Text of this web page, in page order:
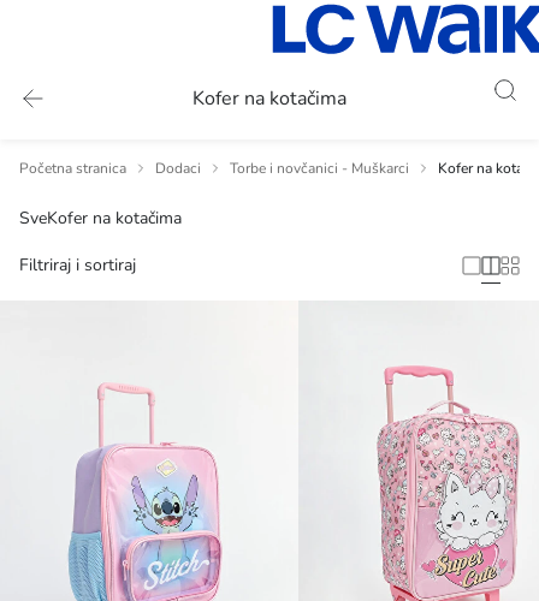
Kofer na kotačima
Početna stranica Dodaci Torbe i novčanici - Muškarci Kofer na
SveKofer na kotačima
Filtriraj i sortiraj